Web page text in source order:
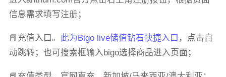
信息需求填写注册；
📕充值入口。 此为Bigo live储值钻石快捷入口 ，点击自
动跳转；也可搜索框输入bigo选择商品进入页面；